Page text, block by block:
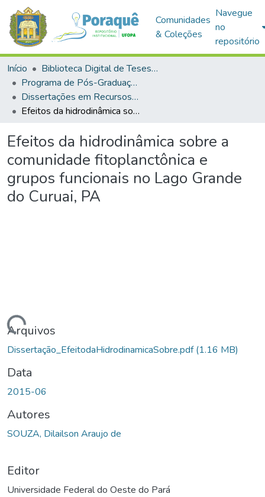
Comunidades
& Coleções
Navegue
no
repositório
Início
Biblioteca Digital de Teses e Dissertações (BDTD)
Programa de Pós-Graduação em Recursos Aquáticos Continentais Amazônicos (PPGRACAM)
Dissertações em Recursos Aquáticos Continentais Amazônicos (Mestrado)
Efeitos da hidrodinâmica sobre a comunidade fitoplanctônica e grupos funcionais no Lago Grande do Curuai, PA
Efeitos da hidrodinâmica sobre a
comunidade fitoplanctônica e
grupos funcionais no Lago Grande
do Curuai, PA
Arquivos
Dissertação_EfeitodaHidrodinamicaSobre.pdf(1.16 MB)
Data
2015-06
Autores
SOUZA, Dilailson Araujo de
Editor
Universidade Federal do Oeste do Pará